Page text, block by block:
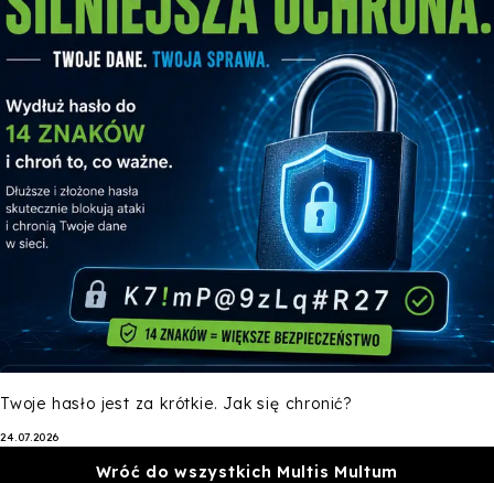
Twoje hasło jest za krótkie. Jak się chronić?
24.07.2026
Wróć do wszystkich Multis Multum